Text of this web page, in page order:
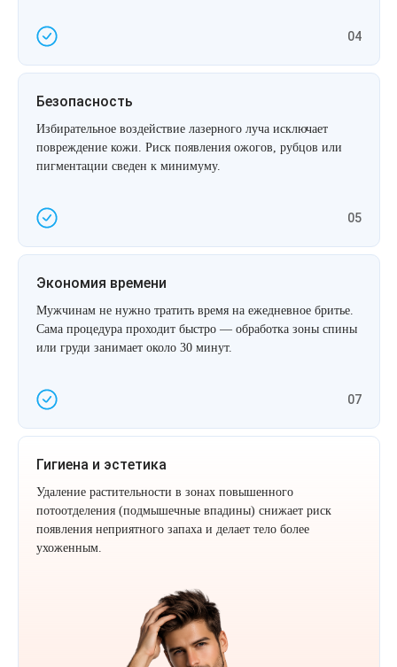
04
Безопасность
Избирательное воздействие лазерного луча исключает
повреждение кожи. Риск появления ожогов, рубцов или
пигментации сведен к минимуму.
05
Гигиена и эстетика
Удаление растительности в зонах повышенного
потоотделения (подмышечные впадины) снижает риск
появления неприятного запаха и делает тело более
ухоженным.
Экономия времени
Мужчинам не нужно тратить время на ежедневное бритье.
Сама процедура проходит быстро — обработка зоны спины
или груди занимает около 30 минут.
07